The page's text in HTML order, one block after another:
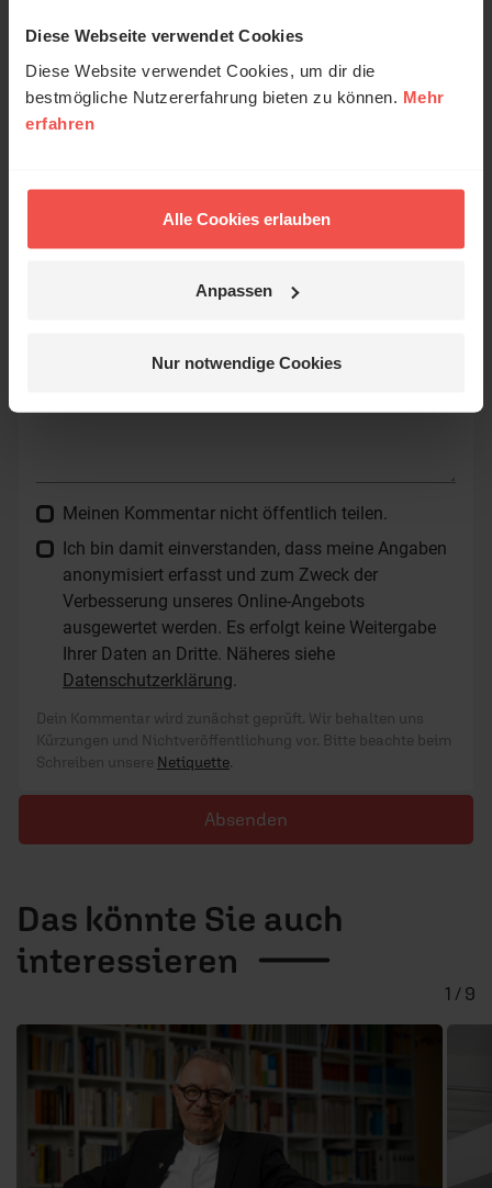
Diese Webseite verwendet Cookies
Diese Website verwendet Cookies, um dir die
bestmögliche Nutzererfahrung bieten zu können. Mehr
erfahren
Alle Cookies erlauben
Anpassen
Nur notwendige Cookies
Deine Meinung zählt!
Was hat dich inspiriert, berührt oder zum
Nachdenken gebracht?
Name:
Die E-Mail-Adresse wird nicht veröffentlicht.
Meinen Kommentar nicht öffentlich teilen.
Ich bin damit einverstanden, dass meine Angaben
anonymisiert erfasst und zum Zweck der
Verbesserung unseres Online-Angebots
ausgewertet werden. Es erfolgt keine Weitergabe
Ihrer Daten an Dritte. Näheres siehe
Datenschutzerklärung.
Dein Kommentar wird zunächst geprüft. Wir behalten uns
Kürzungen und Nichtveröffentlichung vor. Bitte beachte beim
Schreiben unsere Netiquette.
Absenden
Das könnte Sie auch
interessieren
1 / 9